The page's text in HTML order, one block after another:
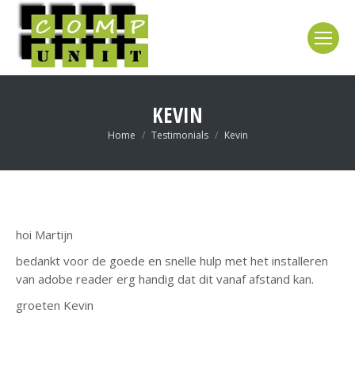
KEVIN
Je bent hier:
Home Testimonials Kevin
hoi Martijn
bedankt voor de goede en snelle hulp met het installeren
van adobe reader erg handig dat dit vanaf afstand kan.
groeten Kevin